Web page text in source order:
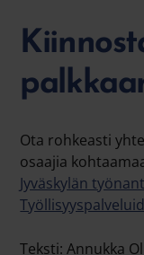
Ota rohkeasti
osaajia
Jyväskylän
Teksti: Annukka